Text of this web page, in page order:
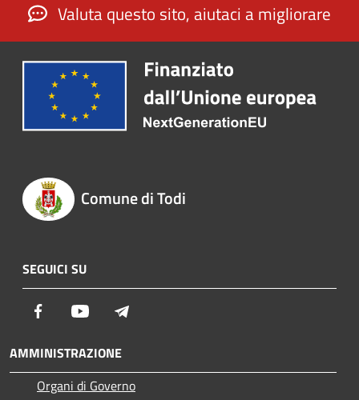
Valuta questo sito, aiutaci a migliorare
Comune di Todi
SEGUICI SU
Facebook Youtube
AMMINISTRAZIONE
Organi di Governo